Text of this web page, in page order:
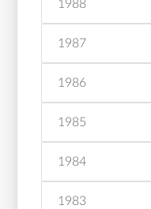
1988
1987
1986
1985
1984
1983